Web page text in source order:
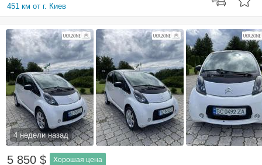
451 км от г. Киев
4 недели назад
5 850 $ Хорошая цена